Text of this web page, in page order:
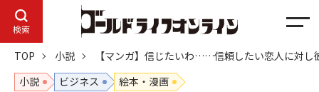
検索
メ
ニ
ュ
TOP 小説
【マンガ】信じたいわ……信頼したい恋人に対し
小説
ビジネス
絵本・漫画